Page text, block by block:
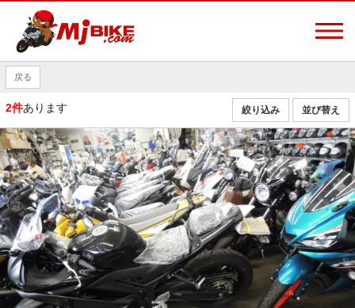
戻る
2件あります 並び替え
絞り込み